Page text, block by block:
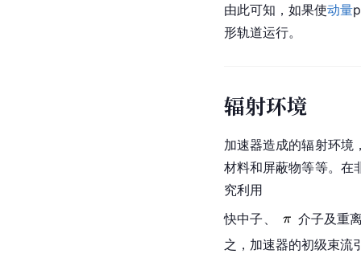
由此可知，如果使动量
形轨道运行。
辐射环境
加速器造成的辐射环境
材料和屏蔽物等等。在
究利用
快中子、
介子及重
之，加速器的初级束流